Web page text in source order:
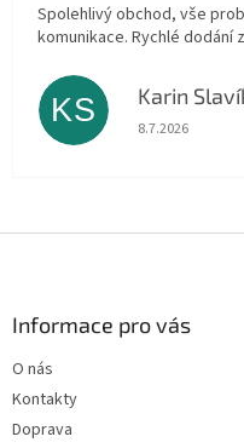
Spolehlivý obchod, vše
komunikace. Rychlé
KS Karin
Hodnocení
8.7.2026
Informace pro vás
O nás
Kontakty
Doprava